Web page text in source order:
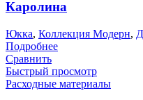
Каролина
Юкка, Коллекция Модерн,
Подробнее
Сравнить
Быстрый просмотр
Расходные материалы